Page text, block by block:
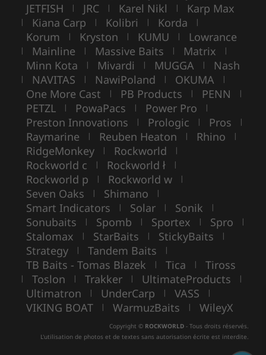
JETFISH | JRC | Karel Nikl | Karp Max
| Kiana Carp | Kolibri | Korda |
Korum | Kryston | KUMU | Lowrance
| Mainline | Massive Baits | Matrix |
Minn Kota | Mivardi | MUGGA | Nash
| NAVITAS | NawiPoland | OKUMA |
One More Cast | PB Products | PENN |
PETZL | PowaPacs | Power Pro |
Preston Innovations | Prologic | Pros |
Raymarine | Reuben Heaton | Rhino |
RidgeMonkey | Rockworld |
Rockworld c | Rockworld ł |
Rockworld p | Rockworld w |
Seven Oaks | Shimano |
Smart Indicators | Solar | Sonik |
Sonubaits | Spomb | Sportex | Spro |
Stalomax | StarBaits | StickyBaits |
Strategy | Tandem Baits |
TB Baits - Tomas Blazek | Tica | Tiross
| Toslon | Trakker | UltimateProducts |
Ultimatron | UnderCarp | VASS |
VIKING BOAT | WarmuzBaits | WileyX
Copyright © ROCKWORLD - Tous droits réservés.
L'utilisation de photos et de textes sans autorisation écrite est interdite.